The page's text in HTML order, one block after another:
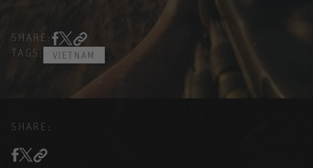
SHARE:
TAGS:
VIETNAM
SHARE: